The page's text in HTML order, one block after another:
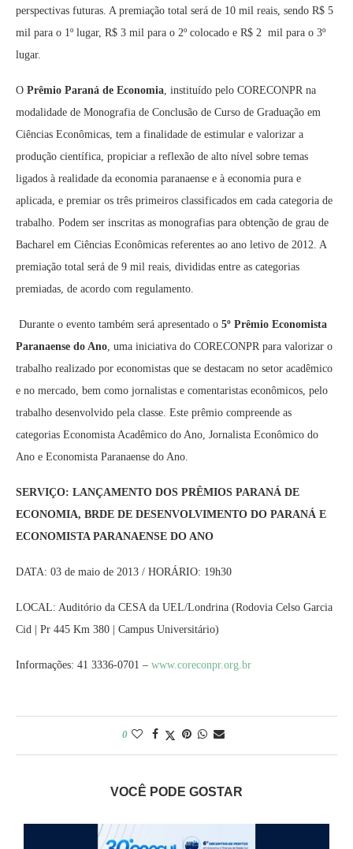
perspectivas futuras. A premiação total será de 10 mil reais, sendo R$ 5
mil para o 1º lugar, R$ 3 mil para o 2º colocado e R$ 2 mil para o 3º
lugar.
O Prêmio Paraná de Economia, instituído pelo CORECONPR na
modalidade de Monografia de Conclusão de Curso de Graduação em
Ciências Econômicas, tem a finalidade de estimular e valorizar a
produção científica, propiciar a reflexão de alto nível sobre temas
ligados à realidade da economia paranaense e à economia pura e
aplicada, e premiar os três primeiros classificados em cada categoria de
trabalho. Podem ser inscritas as monografias para obtenção de grau de
Bacharel em Ciências Econômicas referentes ao ano letivo de 2012. A
premiação total será de 9 mil reais, divididas entre as categorias
premiadas, de acordo com regulamento.
Durante o evento também será apresentado o 5º Prêmio Economista
Paranaense do Ano, uma iniciativa do CORECONPR para valorizar o
trabalho realizado por economistas que se destacam no setor acadêmico
e no mercado, bem como jornalistas e comentaristas econômicos, pelo
trabalho desenvolvido pela classe. Este prêmio compreende as
categorias Economista Acadêmico do Ano, Jornalista Econômico do
Ano e Economista Paranaense do Ano.
SERVIÇO: LANÇAMENTO DOS PRÊMIOS PARANÁ DE
ECONOMIA, BRDE DE DESENVOLVIMENTO DO PARANÁ E
ECONOMISTA PARANAENSE DO ANO
DATA: 03 de maio de 2013 / HORÁRIO: 19h30
LOCAL: Auditório da CESA da UEL/Londrina (Rodovia Celso Garcia
Cid | Pr 445 Km 380 | Campus Universitário)
Informações: 41 3336-0701 – www.coreconpr.org.br
0
VOCÊ PODE GOSTAR